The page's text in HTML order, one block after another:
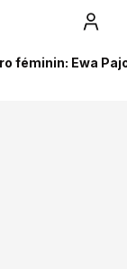
féminin: Ewa